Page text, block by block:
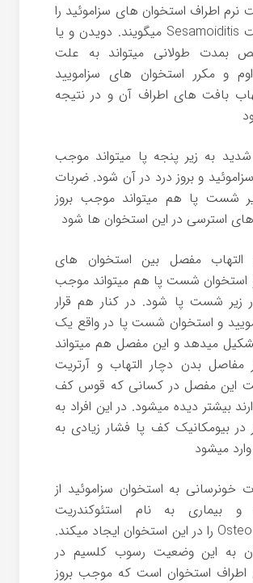
نرم اطراف استخوان های سزاموئید را
سزاموئیدیت Sesamoiditis میگویند. دویدن و یا
بمدت طولانی میتواند به علت
و مکرر استخوان های سزامویید
بافت های اطراف آن و در نتیجه
به زیر پنجه پا میتواند موجب
و بروز درد در آن شود. ضربات
شست پا هم میتواند موجب بروز
استرسی در این استخوان ها شود
التهاب مفصل بین استخوان های
استخوان شست پا هم میتواند موجب
زیر شست پا شود. در کنار هم قرار
و استخوان شست پا در واقع یک
میدهد و این مفصل هم میتواند
مفاصل بدن دچار التهاب و آرتریت
این مفصل در کسانی که قوس کف
بیشتر دیده میشود. در این افراد به
در بیومکانیک کف پا فشار زیادی به
میشود
خونرسانی به استخوان سزاموئید از
و بیماری به نام استئوکندریت
Osteochondritis را در این استخوان ایجاد میکند.
به این وضعیت رسوب کلسیم در
استخوان است که موجب بروز